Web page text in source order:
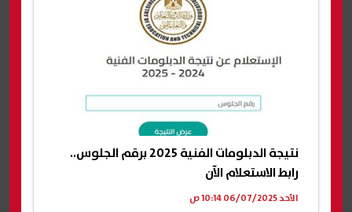
نتيجة الدبلومات الفنية 2025 برقم الجلوس..
رابط الاستعلام الآن
الأحد 06/07/2025 10:14 ص